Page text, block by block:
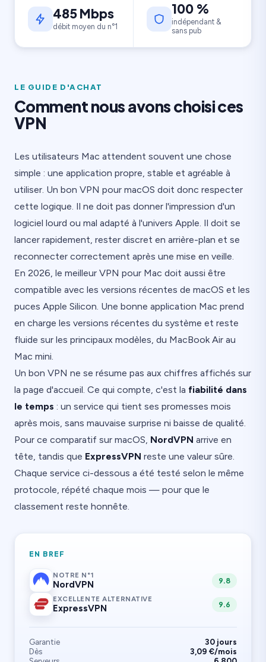
485 Mbps
débit moyen du n°1
100 %
indépendant &
sans pub
LE GUIDE D'ACHAT
Comment nous avons choisi ces
VPN
Les utilisateurs Mac attendent souvent une chose
simple : une application propre, stable et agréable à
utiliser. Un bon VPN pour macOS doit donc respecter
cette logique. Il ne doit pas donner l'impression d'un
logiciel lourd ou mal adapté à l'univers Apple. Il doit se
lancer rapidement, rester discret en arrière-plan et se
reconnecter correctement après une mise en veille.
En 2026, le meilleur VPN pour Mac doit aussi être
compatible avec les versions récentes de macOS et les
puces Apple Silicon. Une bonne application Mac prend
en charge les versions récentes du système et reste
fluide sur les principaux modèles, du MacBook Air au
Mac mini.
Un bon VPN ne se résume pas aux chiffres affichés sur
la page d'accueil. Ce qui compte, c'est la fiabilité dans
le temps : un service qui tient ses promesses mois
après mois, sans mauvaise surprise ni baisse de qualité.
Pour ce comparatif sur macOS, NordVPN arrive en
tête, tandis que ExpressVPN reste une valeur sûre.
Chaque service ci-dessous a été testé selon le même
protocole, répété chaque mois — pour que le
classement reste honnête.
EN BREF
NOTRE N°1
NordVPN 9.8
EXCELLENTE ALTERNATIVE
ExpressVPN 9.6
Garantie
30 jours
Dès
3,09 €/mois